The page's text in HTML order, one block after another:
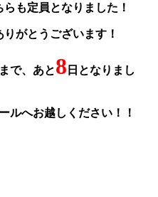
も定員となりました！
がとうございます！
で、あと8 日となりまし
ルへお越しください！！